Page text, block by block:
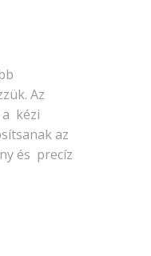
Az
kézi
az
és precíz